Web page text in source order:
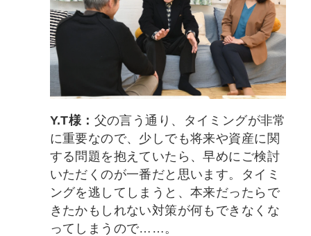
Y.T様： 父の言う通り、タイミングが非常
に重要なので、少しでも将来や資産に関
する問題を抱えていたら、早めにご検討
いただくのが一番だと思います。タイミ
ングを逃してしまうと、本来だったらで
きたかもしれない対策が何もできなくな
ってしまうので……。